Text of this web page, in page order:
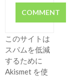
このサイトは
スパムを低減
するために
Akismet を使